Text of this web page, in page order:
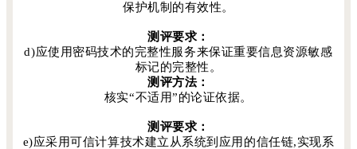
保护机制的有效性。
测评要求：
d)应使用密码技术的完整性服务来保证重要信息资源敏感
标记的完整性。
测评方法：
核实“不适用”的论证依据。
测评要求：
e)应采用可信计算技术建立从系统到应用的信任链,实现系